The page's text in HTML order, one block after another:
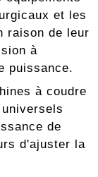
et les
raison de leur
à
puissance.
à coudre
de
d'ajuster la